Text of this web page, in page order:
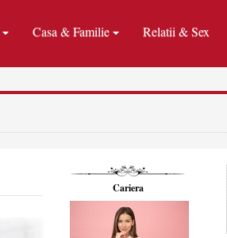
Casa & Familie Relatii & Sex
Cariera